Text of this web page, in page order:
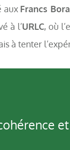
aux Francs
à l’URLC, où
à tenter